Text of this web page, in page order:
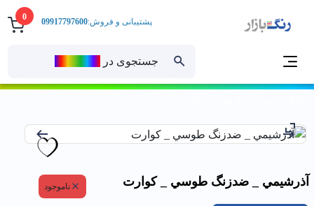
0
جستجوی در
پشتیبانی و فروش:09917797600
آذرشيمي _ ضدزنگ طوسي _ كوارت ناموجود